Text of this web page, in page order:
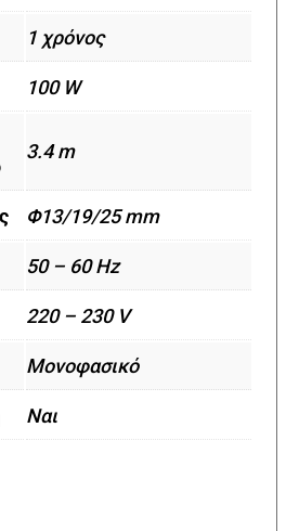
1 χρόνος
100 W
3.4 m
Φ13/19/25 mm
50 – 60 Hz
220 – 230 V
Μονοφασικό
Ναι